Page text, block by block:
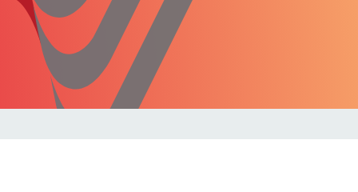
Freizeit
Gesundheit
Internet
Migration
Polizei